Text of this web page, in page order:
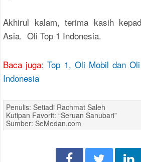
Akhirul kalam, terima kasih
Asia. Oli Top 1 Indonesia.
Baca juga:Top 1, Oli Mobil dan
Indonesia
Penulis: Setiadi Rachmat Saleh
Kutipan Favorit: “Seruan Sanubari”
Sumber: SeMedan.com